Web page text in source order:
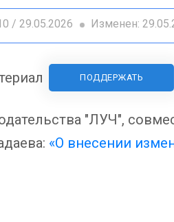
/ 29.05.2026 Изменен:
ПОДДЕРЖАТЬ
"ЛУЧ",
«О внесении